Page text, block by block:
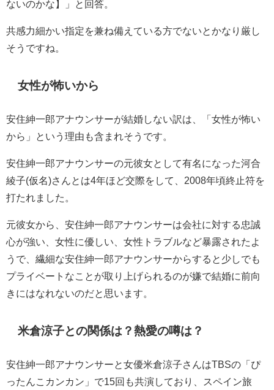
ないのかな】」と回答。
共感力細かい指定を兼ね備えている方でないとかなり厳し
そうですね。
女性が怖いから
安住紳一郎アナウンサーが結婚しない訳は、「女性が怖い
から」という理由も含まれそうです。
安住紳一郎アナウンサーの元彼女として有名になった河合
綾子(仮名)さんとは4年ほど交際をして、2008年頃終止符を
打たれました。
元彼女から、安住紳一郎アナウンサーは会社に対する忠誠
心が強い、女性に優しい、女性トラブルなど暴露されたよ
うで、繊細な安住紳一郎アナウンサーからすると少しでも
プライベートなことが取り上げられるのが嫌で結婚に前向
きにはなれないのだと思います。
米倉涼子との関係は？熱愛の噂は？
安住紳一郎アナウンサーと女優米倉涼子さんはTBSの「ぴ
ったんこカンカン」で15回も共演しており、スペイン旅